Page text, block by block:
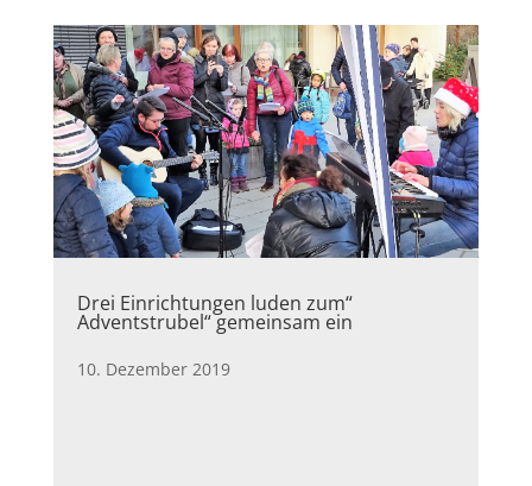
Drei Einrichtungen luden zum“
Adventstrubel“ gemeinsam ein
10. Dezember 2019